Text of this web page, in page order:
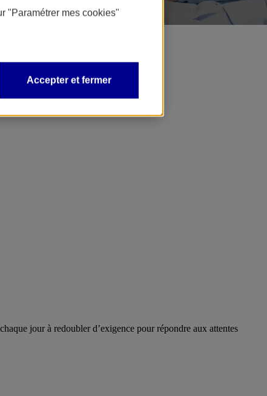
jour à redoubler d’exigence pour répondre aux attentes
"Paramétrer mes cookies"
Accepter et fermer